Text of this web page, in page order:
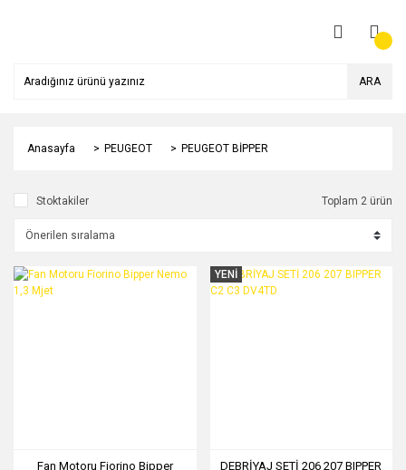
ARA
Anasayfa PEUGEOT PEUGEOT BİPPER
Stoktakiler Toplam 2 ürün
Fan Motoru Fiorino Bipper
YENİ
DEBRİYAJ SETİ 206 207 BIPPER